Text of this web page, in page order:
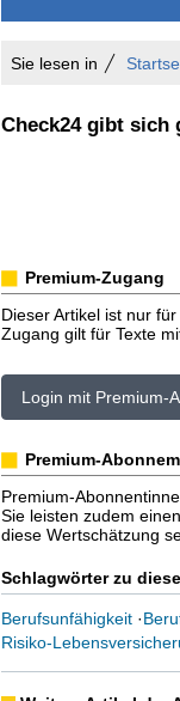
Sie lesen in
Check24 gibt sich
Premium-Zugang
Dieser Artikel ist nur
Zugang gilt für Texte
Login mit Premium-
Premium-
Premium-
Sie leisten zudem
diese Wertschätzung
Schlagwörter zu
Berufsunfähigkeit·
Risiko-